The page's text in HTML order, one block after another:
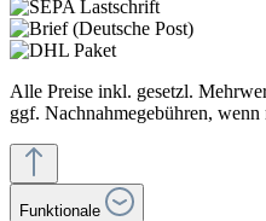
Alle Preise inkl. gesetzl.
ggf. Nachnahmegebühren, wenn
Funktionale